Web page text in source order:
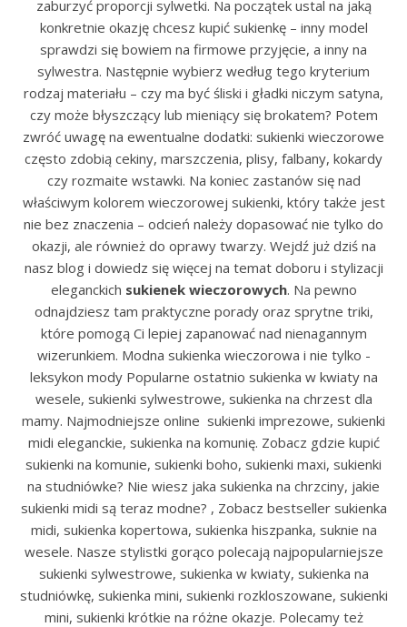
zaburzyć proporcji sylwetki. Na początek ustal na jaką
konkretnie okazję chcesz kupić sukienkę – inny model
sprawdzi się bowiem na firmowe przyjęcie, a inny na
sylwestra. Następnie wybierz według tego kryterium
rodzaj materiału – czy ma być śliski i gładki niczym satyna,
czy może błyszczący lub mieniący się brokatem? Potem
zwróć uwagę na ewentualne dodatki: sukienki wieczorowe
często zdobią cekiny, marszczenia, plisy, falbany, kokardy
czy rozmaite wstawki. Na koniec zastanów się nad
właściwym kolorem wieczorowej sukienki, który także jest
nie bez znaczenia – odcień należy dopasować nie tylko do
okazji, ale również do oprawy twarzy. Wejdź już dziś na
nasz blog i dowiedz się więcej na temat doboru i stylizacji
eleganckich sukienek wieczorowych. Na pewno
odnajdziesz tam praktyczne porady oraz sprytne triki,
które pomogą Ci lepiej zapanować nad nienagannym
wizerunkiem. Modna sukienka wieczorowa i nie tylko -
leksykon mody Popularne ostatnio sukienka w kwiaty na
wesele, sukienki sylwestrowe, sukienka na chrzest dla
mamy. Najmodniejsze online sukienki imprezowe, sukienki
midi eleganckie, sukienka na komunię. Zobacz gdzie kupić
sukienki na komunie, sukienki boho, sukienki maxi, sukienki
na studniówke? Nie wiesz jaka sukienka na chrzciny, jakie
sukienki midi są teraz modne? , Zobacz bestseller sukienka
midi, sukienka kopertowa, sukienka hiszpanka, suknie na
wesele. Nasze stylistki gorąco polecają najpopularniejsze
sukienki sylwestrowe, sukienka w kwiaty, sukienka na
studniówkę, sukienka mini, sukienki rozkloszowane, sukienki
mini, sukienki krótkie na różne okazje. Polecamy też